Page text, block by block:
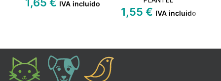
IVA incluido
1,55 € IVA incluido